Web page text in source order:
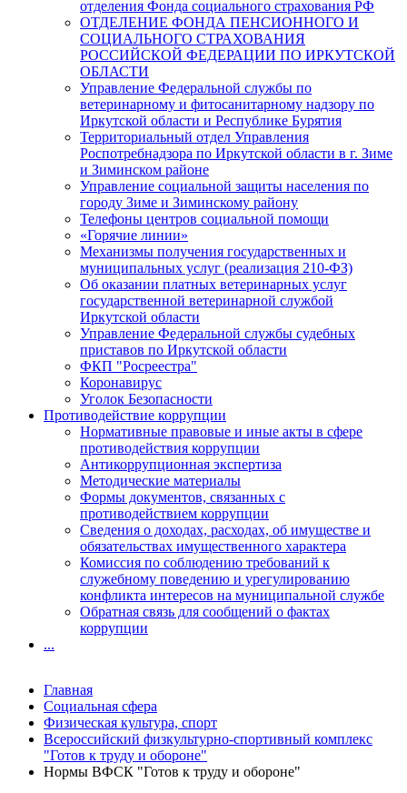
отделения Фонда социального страхования РФ
ОТДЕЛЕНИЕ ФОНДА ПЕНСИОННОГО И
СОЦИАЛЬНОГО СТРАХОВАНИЯ
РОССИЙСКОЙ ФЕДЕРАЦИИ ПО ИРКУТСКОЙ
ОБЛАСТИ
Управление Федеральной службы по
ветеринарному и фитосанитарному надзору по
Иркутской области и Республике Бурятия
Территориальный отдел Управления
Роспотребнадзора по Иркутской области в г. Зиме
и Зиминском районе
Управление социальной защиты населения по
городу Зиме и Зиминскому району
Телефоны центров социальной помощи
«Горячие линии»
Механизмы получения государственных и
муниципальных услуг (реализация 210-ФЗ)
Об оказании платных ветеринарных услуг
государственной ветеринарной службой
Иркутской области
Управление Федеральной службы судебных
приставов по Иркутской области
ФКП "Росреестра"
Коронавирус
Уголок Безопасности
Противодействие коррупции
Нормативные правовые и иные акты в сфере
противодействия коррупции
Антикоррупционная экспертиза
Методические материалы
Формы документов, связанных с
противодействием коррупции
Сведения о доходах, расходах, об имуществе и
обязательствах имущественного характера
Комиссия по соблюдению требований к
служебному поведению и урегулированию
конфликта интересов на муниципальной службе
Обратная связь для сообщений о фактах
коррупции
...
Главная
Социальная сфера
Физическая культура, спорт
Всероссийский физкультурно-спортивный комплекс
"Готов к труду и обороне"
Нормы ВФСК "Готов к труду и обороне"